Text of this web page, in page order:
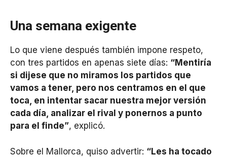
Una semana exigente
Lo que viene después también impone respeto,
con tres partidos en apenas siete días: “Mentiría
si dijese que no miramos los partidos que
vamos a tener, pero nos centramos en el que
toca, en intentar sacar nuestra mejor versión
cada día, analizar el rival y ponernos a punto
para el finde”, explicó.
Sobre el Mallorca, quiso advertir: “Les ha tocado